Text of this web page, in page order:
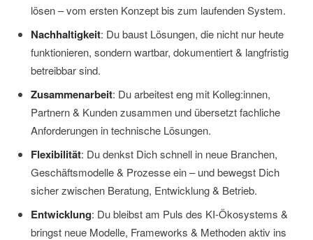
lösen – vom ersten Konzept bis zum laufenden System.
Nachhaltigkeit: Du baust Lösungen, die nicht nur heute
funktionieren, sondern wartbar, dokumentiert & langfristig
betreibbar sind.
Zusammenarbeit: Du arbeitest eng mit Kolleg:innen,
Partnern & Kunden zusammen und übersetzt fachliche
Anforderungen in technische Lösungen.
Flexibilität: Du denkst Dich schnell in neue Branchen,
Geschäftsmodelle & Prozesse ein – und bewegst Dich
sicher zwischen Beratung, Entwicklung & Betrieb.
Entwicklung: Du bleibst am Puls des KI-Ökosystems &
bringst neue Modelle, Frameworks & Methoden aktiv ins